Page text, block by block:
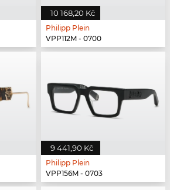
10 168,20 Kč
Philipp Plein
VPP112M - 0700
9 441,90 Kč
Philipp Plein
VPP156M - 0703